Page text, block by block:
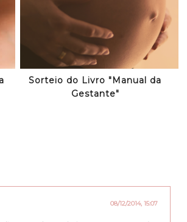
Sorteio do Livro "Manual da
Gestante"
08/12/2014, 15:07